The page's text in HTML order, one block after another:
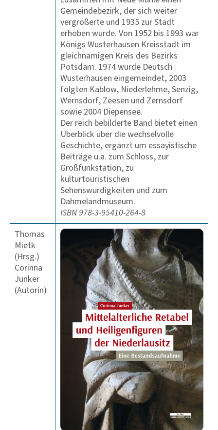
Gemeindebezirk, der sich weiter
vergrößerte und 1935 zur Stadt
erhoben wurde. Von 1952 bis 1993 war
Königs Wusterhausen Kreisstadt im
gleichnamigen Kreis des Bezirks
Potsdam. 1974 wurde Deutsch
Wusterhausen eingemeindet, 2003
folgten Kablow, Niederlehme, Senzig,
Wernsdorf, Zeesen und Zernsdorf
sowie 2004 Diepensee.
Der reich bebilderte Band bietet einen
Überblick über die wechselvolle
Geschichte, ergänzt um essayistische
Beiträge u.­a. zum Schloss, zur
Großfunkstation, zu
kulturtouristischen
Sehenswürdigkeiten und zum
Dahmelandmuseum.
ISBN 978-3-95410-264-8
Thomas
Mietk
(Hrsg.)
Corinna
Junker
(Autorin)